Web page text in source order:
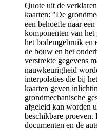
Quote uit de
kaarten: "De
een behoefte naar
komponenten van
het bodemgebruik en
de bouw en het
verstrekte gegevens
nauwkeurigheid
interpolaties die bij
kaarten geven
grondmechanische
afgeleid kan worden
beschikbare
documenten en de